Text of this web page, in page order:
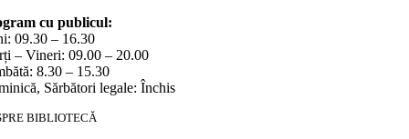
cu publicul:
09.30 – 16.30
– Vineri: 09.00 – 20.00
8.30 – 15.30
Sărbători legale: Închis
BIBLIOTECĂ